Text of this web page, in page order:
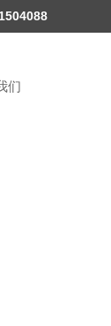
们